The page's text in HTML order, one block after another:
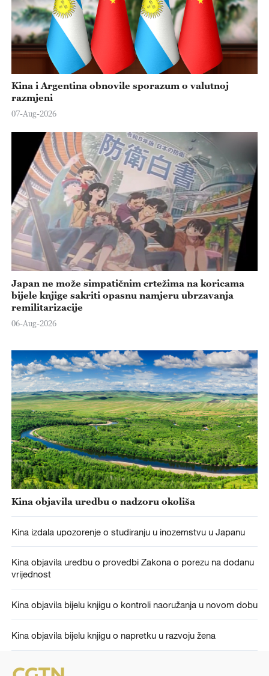
Kina i Argentina obnovile sporazum o valutnoj
razmjeni
07-Aug-2026
Japan ne može simpatičnim crtežima na koricama
bijele knjige sakriti opasnu namjeru ubrzavanja
remilitarizacije
06-Aug-2026
Kina objavila uredbu o nadzoru okoliša
Kina izdala upozorenje o studiranju u inozemstvu u Japanu
Kina objavila uredbu o provedbi Zakona o porezu na dodanu
vrijednost
Kina objavila bijelu knjigu o kontroli naoružanja u novom dobu
Kina objavila bijelu knjigu o napretku u razvoju žena